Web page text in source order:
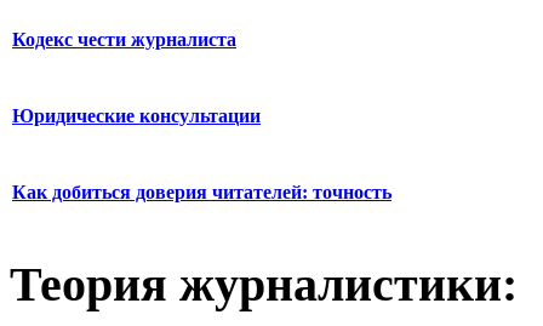
Кодекс чести журналиста
Юридические консультации
Как добиться доверия читателей: точность
Теория журналистики: